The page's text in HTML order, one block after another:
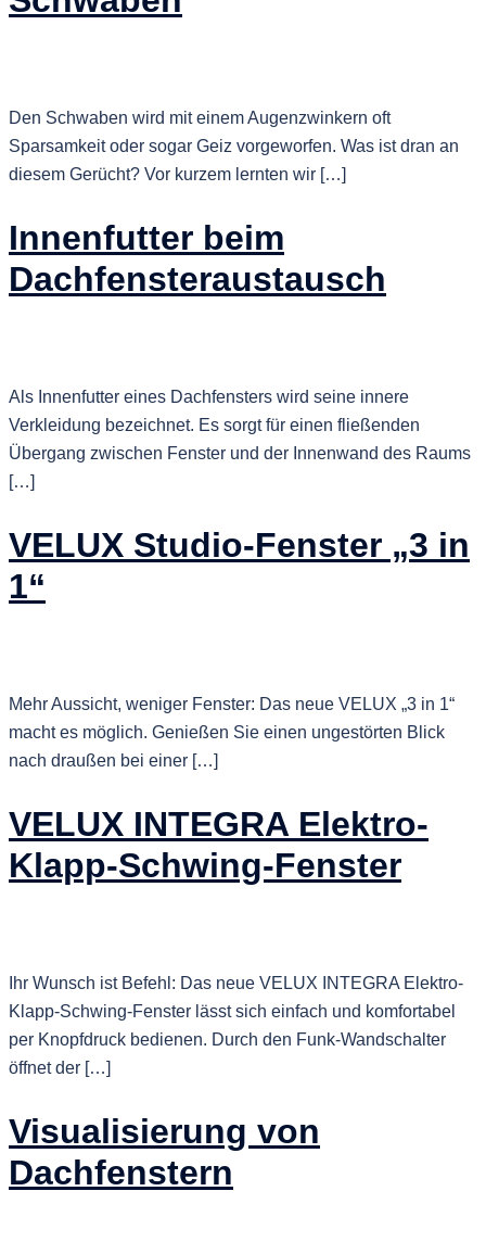
Den Schwaben wird mit einem Augenzwinkern oft
Sparsamkeit oder sogar Geiz vorgeworfen. Was ist dran an
diesem Gerücht? Vor kurzem lernten wir […]
Innenfutter beim
Dachfensteraustausch
Als Innenfutter eines Dachfensters wird seine innere
Verkleidung bezeichnet. Es sorgt für einen fließenden
Übergang zwischen Fenster und der Innenwand des Raums
[…]
VELUX Studio-Fenster „3 in
1“
Mehr Aussicht, weniger Fenster: Das neue VELUX „3 in 1“
macht es möglich. Genießen Sie einen ungestörten Blick
nach draußen bei einer […]
VELUX INTEGRA Elektro-
Klapp-Schwing-Fenster
Ihr Wunsch ist Befehl: Das neue VELUX INTEGRA Elektro-
Klapp-Schwing-Fenster lässt sich einfach und komfortabel
per Knopfdruck bedienen. Durch den Funk-Wandschalter
öffnet der […]
Visualisierung von
Dachfenstern